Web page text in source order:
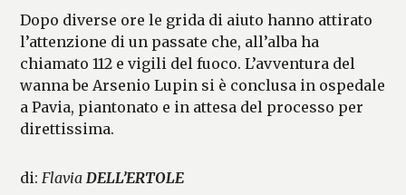
Dopo diverse ore le grida di aiuto hanno attirato
l’attenzione di un passate che, all’alba ha
chiamato 112 e vigili del fuoco. L’avventura del
wanna be Arsenio Lupin si è conclusa in ospedale
a Pavia, piantonato e in attesa del processo per
direttissima.
di: Flavia DELL’ERTOLE